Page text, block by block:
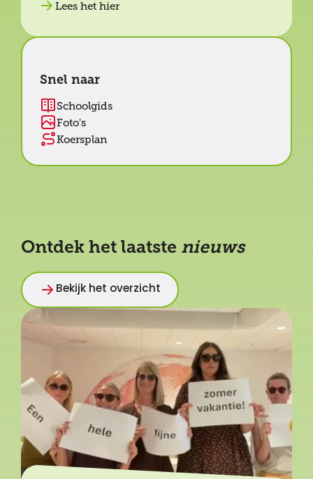
Lees het hier
Snel naar
Schoolgids
Foto's
Koersplan
Ontdek het laatste nieuws
Bekijk het overzicht